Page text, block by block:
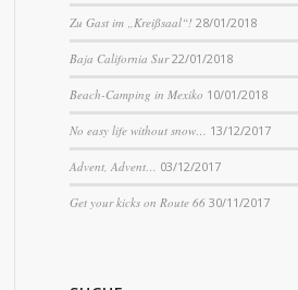
Zu Gast im „Kreißsaal“! 28/01/2018
Baja California Sur 22/01/2018
Beach-Camping in Mexiko 10/01/2018
No easy life without snow… 13/12/2017
Advent, Advent… 03/12/2017
Get your kicks on Route 66 30/11/2017